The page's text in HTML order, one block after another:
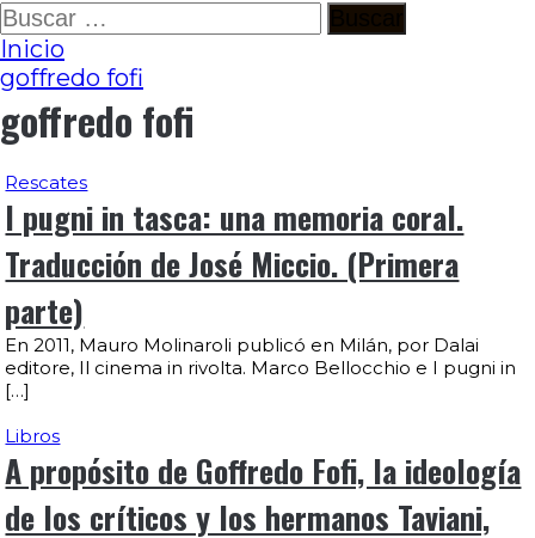
Ir
al
contenido
Buscar:
Inicio
goffredo fofi
goffredo fofi
Rescates
I pugni in tasca: una memoria coral.
Traducción de José Miccio. (Primera
parte)
En 2011, Mauro Molinaroli publicó en Milán, por Dalai
editore, Il cinema in rivolta. Marco Bellocchio e I pugni in
[…]
Libros
A propósito de Goffredo Fofi, la ideología
de los críticos y los hermanos Taviani,